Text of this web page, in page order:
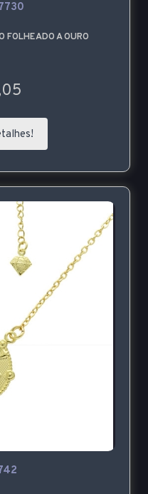
FOLHEADO A OURO